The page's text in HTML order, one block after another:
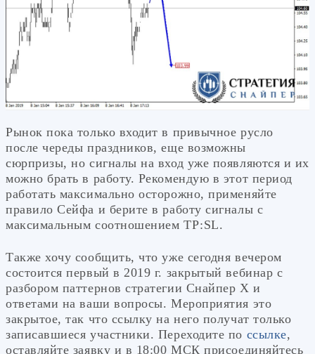
Рынок пока только входит в привычное русло
после череды праздников, еще возможны
сюрпризы, но сигналы на вход уже появляются и их
можно брать в работу. Рекомендую в этот период
работать максимально осторожно, применяйте
правило Сейфа и берите в работу сигналы с
максимальным соотношением ТР:SL.
Также хочу сообщить, что уже сегодня вечером
состоится первый в 2019 г. закрытый вебинар с
разбором паттернов стратегии Снайпер Х и
ответами на ваши вопросы. Мероприятия это
закрытое, так что ссылку на него получат только
записавшиеся участники. Переходите по ссылке,
оставляйте заявку и в 18:00 МСК присоединяйтесь